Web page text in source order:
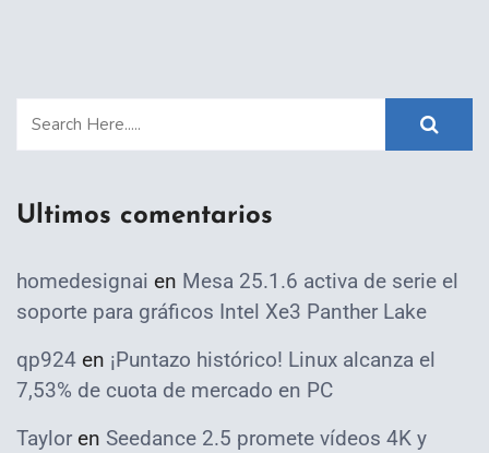
Ultimos comentarios
homedesignai en Mesa 25.1.6 activa de serie el
soporte para gráficos Intel Xe3 Panther Lake
qp924 en ¡Puntazo histórico! Linux alcanza el
7,53% de cuota de mercado en PC
Taylor en Seedance 2.5 promete vídeos 4K y